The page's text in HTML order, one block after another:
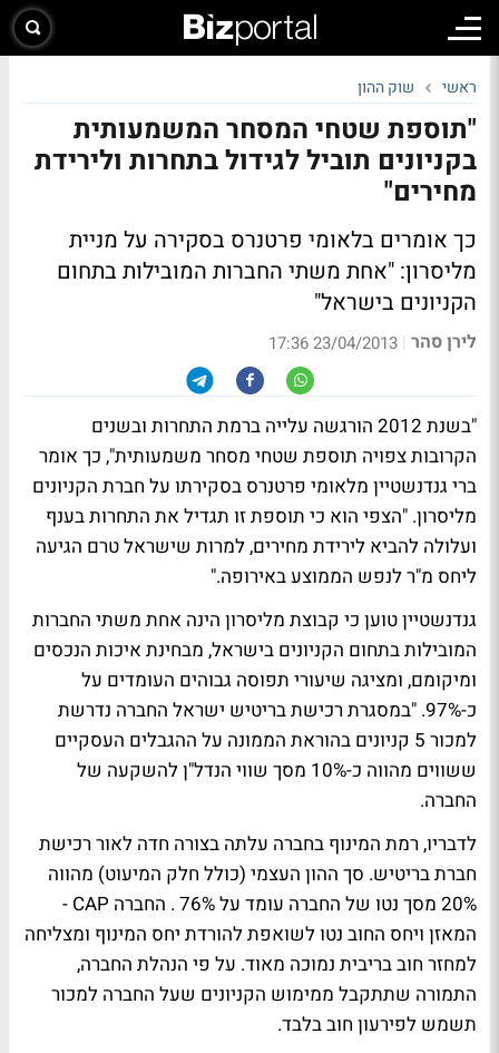
ראשי שוק ההון
"תוספת שטחי המסחר המשמעותית
בקניונים תוביל לגידול בתחרות ולירידת
מחירים"
כך אומרים בלאומי פרטנרס בסקירה על מניית
מליסרון: "אחת משתי החברות המובילות בתחום
הקניונים בישראל"
לירן סהר |
23/04/2013 17:36
"בשנת 2012 הורגשה עלייה ברמת התחרות ובשנים
הקרובות צפויה תוספת שטחי מסחר משמעותית", כך אומר
ברי גנדנשטיין מלאומי פרטנרס בסקירתו על חברת הקניונים
מליסרון. "הצפי הוא כי תוספת זו תגדיל את התחרות בענף
ועלולה להביא לירידת מחירים, למרות שישראל טרם הגיעה
ליחס מ"ר לנפש הממוצע באירופה."
גנדנשטיין טוען כי קבוצת מליסרון הינה אחת משתי החברות
המובילות בתחום הקניונים בישראל, מבחינת איכות הנכסים
ומיקומם, ומציגה שיעורי תפוסה גבוהים העומדים על
כ-97%. "במסגרת רכישת בריטיש ישראל החברה נדרשת
למכור 5 קניונים בהוראת הממונה על ההגבלים העסקיים
ששווים מהווה כ-10% מסך שווי הנדל"ן להשקעה של
החברה.
לדבריו, רמת המינוף בחברה עלתה בצורה חדה לאור רכישת
חברת בריטיש. סך ההון העצמי (כולל חלק המיעוט) מהווה
20% מסך נטו של החברה עומד על 76% . החברה CAP -
המאזן ויחס החוב נטו לשואפת להורדת יחס המינוף ומצליחה
למחזר חוב בריבית נמוכה מאוד. על פי הנהלת החברה,
התמורה שתתקבל ממימוש הקניונים שעל החברה למכור
תשמש לפירעון חוב בלבד.